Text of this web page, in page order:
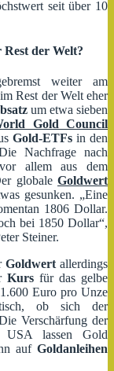
seit über 10
der Welt?
weiter am
Rest der Welt eher
um etwa sieben
Gold Council
Gold-ETFsin den
Nachfrage nach
allem aus dem
globaleGoldwert
gesunken. „Eine
1806 Dollar.
bei 1850 Dollar“,
Steiner.
Goldwertallerdings
Kurs für das gelbe
Euro pro Unze
ob sich der
Verschärfung der
lassen Gold
auf Goldanleihen